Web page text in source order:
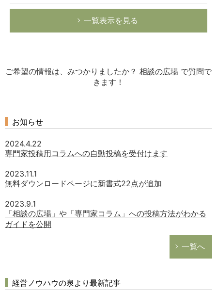
一覧表示を見る
ご希望の情報は、みつかりましたか？ 相談の広場 で質問で
きます！
お知らせ
2024.4.22
専門家投稿用コラムへの自動投稿を受付けます
2023.11.1
無料ダウンロードページに新書式22点が追加
2023.9.1
「相談の広場」や「専門家コラム」への投稿方法がわかる
ガイドを公開
一覧へ
経営ノウハウの泉より最新記事